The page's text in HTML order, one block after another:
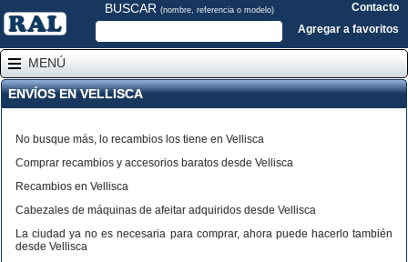
BUSCAR (nombre, referencia o modelo)
Contacto
Agregar a favoritos
MENÚ
ENVÍOS EN VELLISCA
No busque más, lo recambios los tiene en Vellisca
Comprar recambios y accesorios baratos desde Vellisca
Recambios en Vellisca
Cabezales de máquinas de afeitar adquiridos desde Vellisca
La ciudad ya no es necesaria para comprar, ahora puede hacerlo también
desde Vellisca